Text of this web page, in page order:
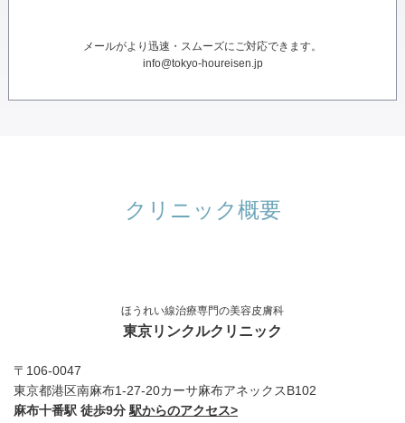
メールがより迅速・スムーズにご対応できます。
info@tokyo-houreisen.jp
クリニック概要
ほうれい線治療専門の美容皮膚科
東京リンクルクリニック
〒106-0047
東京都港区南麻布1-27-20カーサ麻布アネックスB102
麻布十番駅 徒歩9分駅からのアクセス>